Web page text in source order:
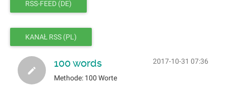
RSS-FEED (DE)
KANAŁ RSS (PL)
2017-10-31 07:36
100 words
Methode: 100 Worte